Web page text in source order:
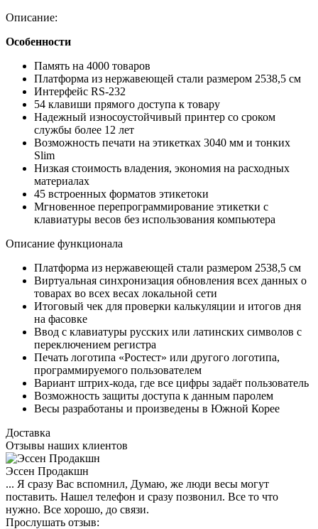
Описание:
Особенности
Память на 4000 товаров
Платформа из нержавеющей стали размером 2538,5 см
Интерфейс RS-232
54 клавиши прямого доступа к товару
Надежный износоустойчивый принтер со сроком
службы более 12 лет
Возможность печати на этикетках 3040 мм и тонких
Slim
Низкая стоимость владения, экономия на расходных
материалах
45 встроенных форматов этикетоки
Мгновенное перепрограммирование этикетки с
клавиатуры весов без использования компьютера
Описание функционала
Платформа из нержавеющей стали размером 2538,5 см
Виртуальная синхронизация обновления всех данных о
товарах во всех весах локальной сети
Итоговый чек для проверки калькуляции и итогов дня
на фасовке
Ввод с клавиатуры русских или латинских символов с
переключением регистра
Печать логотипа «Ростест» или другого логотипа,
программируемого пользователем
Вариант штрих-кода, где все цифры задаёт пользователь
Возможность защиты доступа к данным паролем
Весы разработаны и произведены в Южной Корее
Доставка
Отзывы наших клиентов
Эссен Продакшн
... Я сразу Вас вспомнил, Думаю, же люди весы могут
поставить. Нашел телефон и сразу позвонил. Все то что
нужно. Все хорошо, до связи.
Прослушать отзыв: